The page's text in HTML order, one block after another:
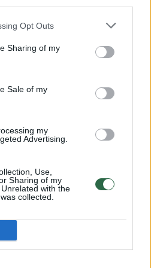
Opt Outs
Sharing of my
Sale of my
my
Advertising.
Use,
Sharing of my
with the
collected.
bandymu įsitvirtinti
neteisus
00:00:57
orais užbaigsime darbo
įrašai